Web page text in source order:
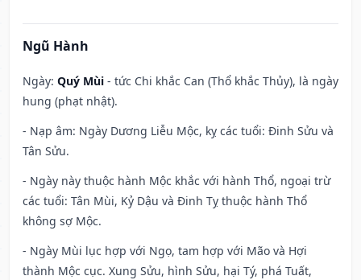
Ngũ Hành
Ngày: Quý Mùi - tức Chi khắc Can (Thổ khắc Thủy), là ngày
hung (phạt nhật).
- Nạp âm: Ngày Dương Liễu Mộc, kỵ các tuổi: Đinh Sửu và
Tân Sửu.
- Ngày này thuộc hành Mộc khắc với hành Thổ, ngoại trừ
các tuổi: Tân Mùi, Kỷ Dậu và Đinh Tỵ thuộc hành Thổ
không sợ Mộc.
- Ngày Mùi lục hợp với Ngọ, tam hợp với Mão và Hợi
thành Mộc cục. Xung Sửu, hình Sửu, hại Tý, phá Tuất,